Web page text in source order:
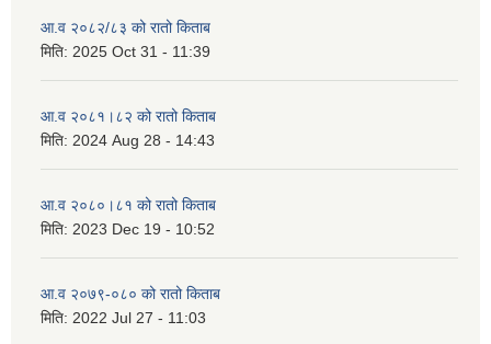
आ.व २०८२/८३ को रातो किताब
मिति: 2025 Oct 31 - 11:39
आ.व २०८१।८२ को रातो किताब
मिति: 2024 Aug 28 - 14:43
आ.व २०८०।८१ को रातो किताब
मिति: 2023 Dec 19 - 10:52
आ.व २०७९-०८० को रातो किताब
मिति: 2022 Jul 27 - 11:03